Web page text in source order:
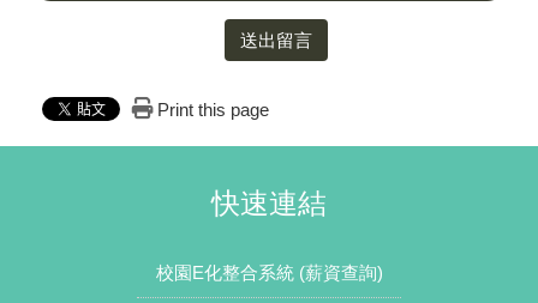
送出留言
Print this page
快速連結
校園E化整合系統 (薪資查詢)